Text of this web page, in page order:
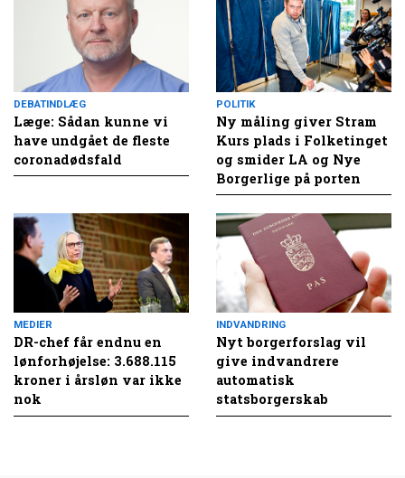
DEBATINDLÆG
Læge: Sådan kunne vi
have undgået de fleste
coronadødsfald
POLITIK
Ny måling giver Stram
Kurs plads i Folketinget
og smider LA og Nye
Borgerlige på porten
MEDIER
DR-chef får endnu en
lønforhøjelse: 3.688.115
kroner i årsløn var ikke
nok
INDVANDRING
Nyt borgerforslag vil
give indvandrere
automatisk
statsborgerskab